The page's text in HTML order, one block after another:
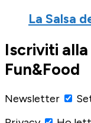
La Salsa
Iscriviti
Fun&Food
Newsletter